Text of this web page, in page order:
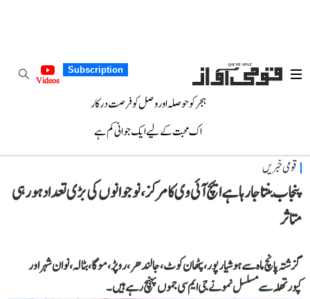
Subscription
Videos
ہجر کو حوصلہ اور وصل کو فرصت درکار
اک محبت کے لیے ایک جوانی کم ہے
قومی خبریں
پنجاب بنتا جا رہا ہے ایچ آئی وی کا مرکز، نوجوانوں کی بڑی تعداد ہو رہی
متاثر
گزشتہ پانچ ماہ سے ہوشیارپور، پٹھان کوٹ، جالندھر، روپڑ، موگا، بٹالہ، نوان شہر اور
کپورتھلہ سے مسلسل نمونے جی ایم سی جموں پہنچ رہے ہیں۔